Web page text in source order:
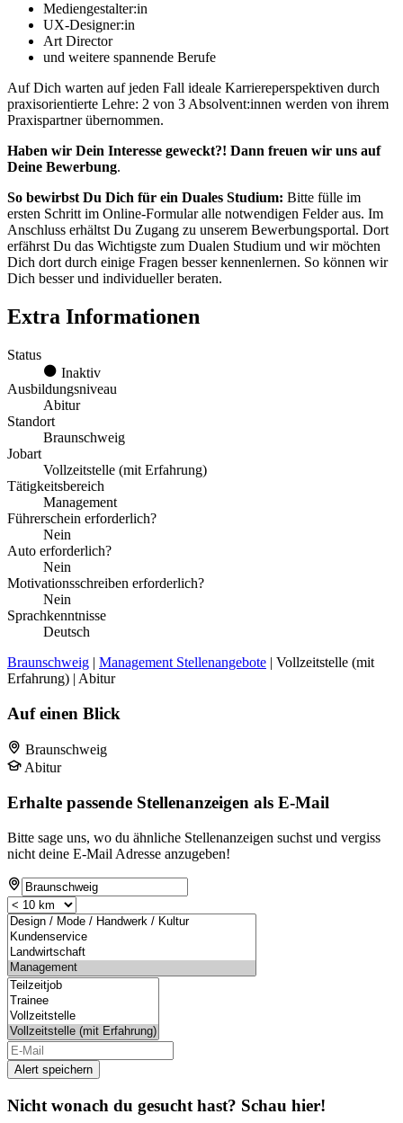
Mediengestalter:in
UX-Designer:in
Art Director
und weitere spannende Berufe
Auf Dich warten auf jeden Fall ideale Karriereperspektiven durch
praxisorientierte Lehre: 2 von 3 Absolvent:innen werden von ihrem
Praxispartner übernommen.
Haben wir Dein Interesse geweckt?! Dann freuen wir uns auf
Deine Bewerbung.
So bewirbst Du Dich für ein Duales Studium: Bitte fülle im
ersten Schritt im Online-Formular alle notwendigen Felder aus. Im
Anschluss erhältst Du Zugang zu unserem Bewerbungsportal. Dort
erfährst Du das Wichtigste zum Dualen Studium und wir möchten
Dich dort durch einige Fragen besser kennenlernen. So können wir
Dich besser und individueller beraten.
Extra Informationen
Status
Inaktiv
Ausbildungsniveau
Abitur
Standort
Braunschweig
Jobart
Vollzeitstelle (mit Erfahrung)
Tätigkeitsbereich
Management
Führerschein erforderlich?
Nein
Auto erforderlich?
Nein
Motivationsschreiben erforderlich?
Nein
Sprachkenntnisse
Deutsch
Braunschweig | Management Stellenangebote | Vollzeitstelle (mit
Erfahrung) | Abitur
Auf einen Blick
Braunschweig
Abitur
Erhalte passende Stellenanzeigen als E-Mail
Bitte sage uns, wo du ähnliche Stellenanzeigen suchst und vergiss
nicht deine E-Mail Adresse anzugeben!
Alert speichern
Nicht wonach du gesucht hast? Schau hier!